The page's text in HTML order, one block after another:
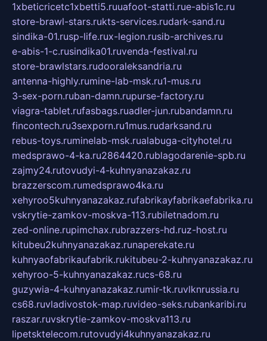
1xbeticricetc1xbetti5.ruuafoot-statti.rue-abis1c.ru
store-brawl-stars.rukts-services.rudark-sand.ru
sindika-01.rusp-life.rux-legion.rusib-archives.ru
e-abis-1-c.rusindika01.ruvenda-festival.ru
store-brawlstars.rudooraleksandria.ru
antenna-highly.rumine-lab-msk.ru1-mus.ru
3-sex-porn.ruban-damn.rupurse-factory.ru
viagra-tablet.rufasbags.ruadler-jun.rubandamn.ru
fincontech.ru3sexporn.ru1mus.rudarksand.ru
rebus-toys.ruminelab-msk.rualabuga-cityhotel.ru
medsprawo-4-ka.ru2864420.rublagodarenie-spb.ru
zajmy24.rutovudyi-4-kuhnyanazakaz.ru
brazzerscom.rumedsprawo4ka.ru
xehyroo5kuhnyanazakaz.rufabrikayfabrikaefabrika.ru
vskrytie-zamkov-moskva-113.rubiletnadom.ru
zed-online.rupimchax.rubrazzers-hd.ruz-host.ru
kitubeu2kuhnyanazakaz.runaperekate.ru
kuhnyaofabrikaufabrik.rukitubeu-2-kuhnyanazakaz.ru
xehyroo-5-kuhnyanazakaz.rucs-68.ru
guzywia-4-kuhnyanazakaz.rumir-tk.ruvlknrussia.ru
cs68.ruvladivostok-map.ruvideo-seks.rubankaribi.ru
raszar.ruvskrytie-zamkov-moskva113.ru
lipetsktelecom.rutovudyi4kuhnyanazakaz.ru